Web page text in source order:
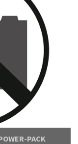
PACK